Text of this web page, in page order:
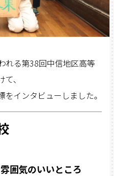
れる第38回中信地区高等
、
インタビューしました。
囲気のいいところ